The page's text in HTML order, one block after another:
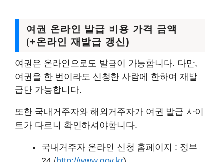
여권 온라인 발급 비용 가격 금액
(+온라인 재발급 갱신)
여권은 온라인으로도 발급이 가능합니다. 다만,
여권을 한 번이라도 신청한 사람에 한하여 재발
급만 가능합니다.
또한 국내거주자와 해외거주자가 여권 발급 사이
트가 다르니 확인하셔야합니다.
국내거주자 온라인 신청 홈페이지 : 정부